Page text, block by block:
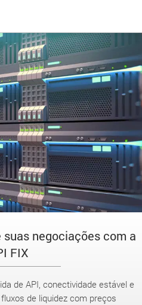
negociações com a
FIX
de API, conectividade estável e
de liquidez com preços